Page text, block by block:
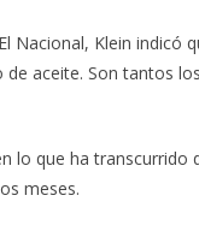
Nacional, Klein indicó
aceite. Son tantos
lo que ha
meses.